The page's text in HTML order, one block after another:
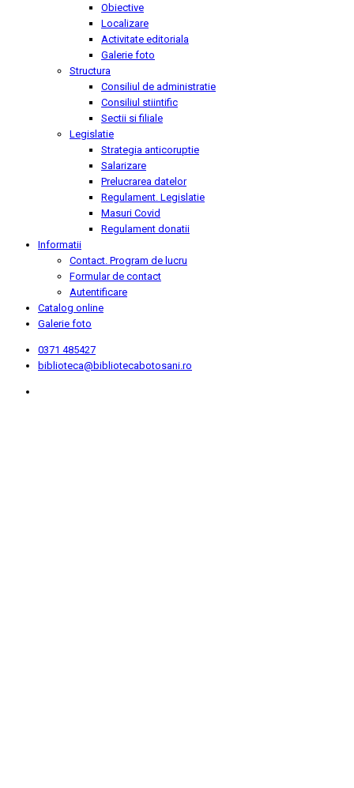
Obiective
Localizare
Activitate editoriala
Galerie foto
Structura
Consiliul de administratie
Consiliul stiintific
Sectii si filiale
Legislatie
Strategia anticoruptie
Salarizare
Prelucrarea datelor
Regulament. Legislatie
Masuri Covid
Regulament donatii
Informatii
Contact. Program de lucru
Formular de contact
Autentificare
Catalog online
Galerie foto
0371 485427
biblioteca@bibliotecabotosani.ro